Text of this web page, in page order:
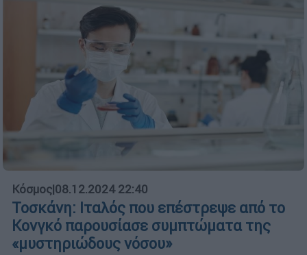
Κόσμος|08.12.2024 22:40
Τοσκάνη: Ιταλός που επέστρεψε από το
Κονγκό παρουσίασε συμπτώματα της
«μυστηριώδους νόσου»